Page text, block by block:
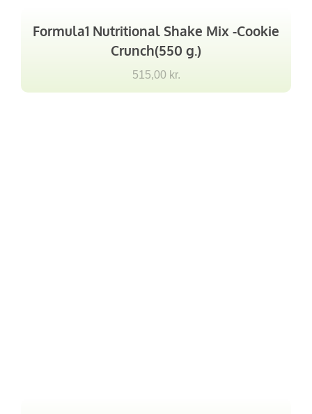
Formula1 Nutritional Shake Mix -Cookie
Crunch(550 g.)
515,00 kr.